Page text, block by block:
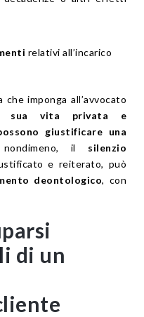
relativi all’incarico
imponga all’avvocato
sua vita privata e
giustificare una
il silenzio
e reiterato, può
deontologico, con
di un